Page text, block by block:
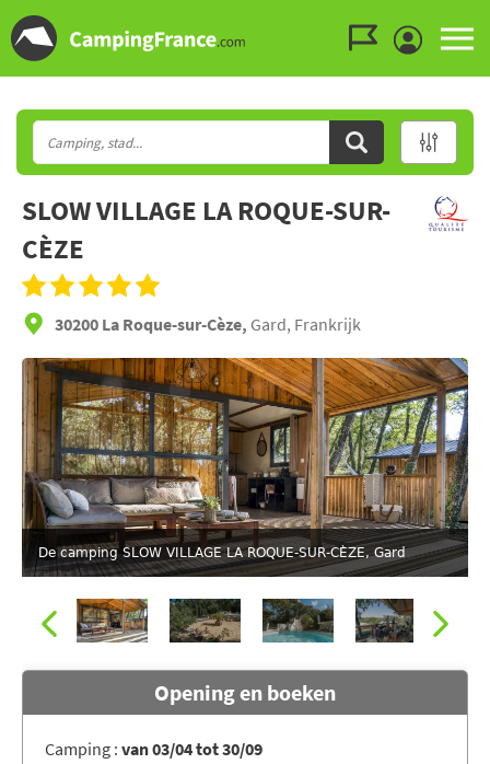
SLOW VILLAGE LA ROQUE-SUR-
CÈZE
30200 La Roque-sur-Cèze, Gard, Frankrijk
De camping SLOW VILLAGE LA ROQUE-SUR-CÈZE, Gard
Opening en boeken
Camping : van 03/04 tot 30/09